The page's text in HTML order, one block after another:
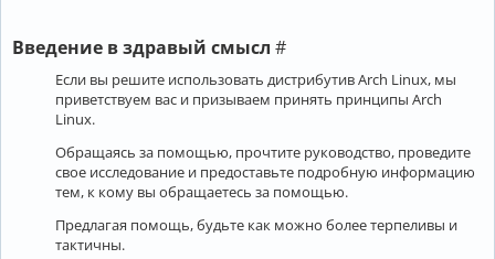
Введение в здравый смысл #
Если вы решите использовать дистрибутив Arch Linux, мы
приветствуем вас и призываем принять принципы Arch
Linux.
Обращаясь за помощью, прочтите руководство, проведите
свое исследование и предоставьте подробную информацию
тем, к кому вы обращаетесь за помощью.
Предлагая помощь, будьте как можно более терпеливы и
тактичны.